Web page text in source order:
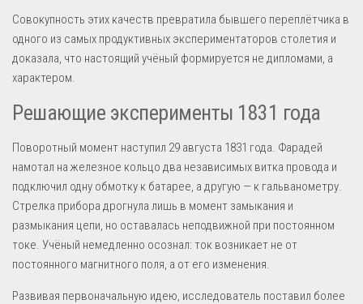
Совокупность этих качеств превратила бывшего переплётчика в
одного из самых продуктивных экспериментаторов столетия и
доказала, что настоящий учёный формируется не дипломами, а
характером.
Решающие эксперименты 1831 года
Поворотный момент наступил 29 августа 1831 года. Фарадей
намотал на железное кольцо два независимых витка провода и
подключил одну обмотку к батарее, а другую — к гальванометру.
Стрелка прибора дрогнула лишь в момент замыкания и
размыкания цепи, но оставалась неподвижной при постоянном
токе. Учёный немедленно осознал: ток возникает не от
постоянного магнитного поля, а от его изменения.
Развивая первоначальную идею, исследователь поставил более